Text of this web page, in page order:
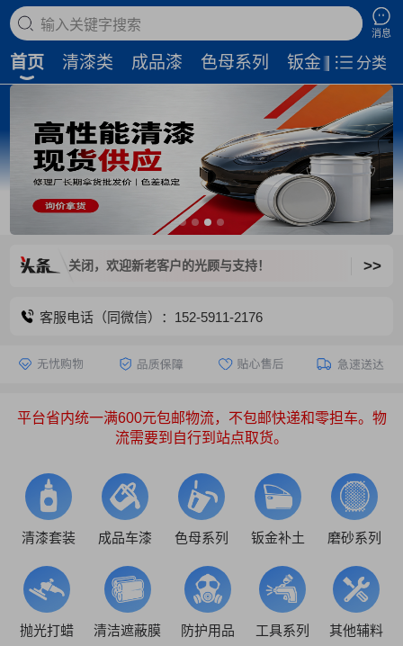
搜索商品
消息
首页 清漆类 成品漆 色母系列 钣金补土 磨
分类
台已关闭，欢迎新老客户的光顾与支持！ >>
客服电话（同微信）：152-5911-2176
平台省内统一满600元包邮物流，不包邮快递和零担车。物
流需要到自行到站点取货。
清漆套装 成品车漆 色母系列 钣金补土 磨砂系列
抛光打蜡 清洁遮蔽膜 防护用品 工具系列 其他辅料